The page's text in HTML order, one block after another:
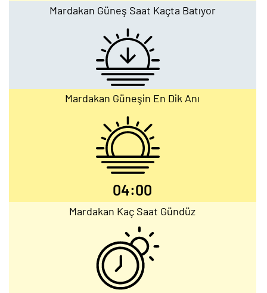
Mardakan Güneş Saat Kaçta Batıyor
Mardakan Güneşin En Dik Anı
04:00
Mardakan Kaç Saat Gündüz